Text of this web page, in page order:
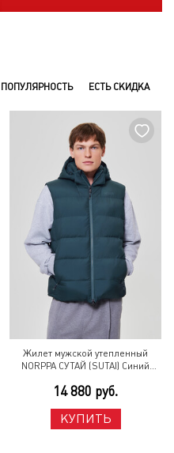
ПОПУЛЯРНОСТЬ ЕСТЬ СКИДКА
Жилет мужской утепленный
NORPPA СУТАЙ (SUTAI) Синий
14 880 руб.
КУПИТЬ